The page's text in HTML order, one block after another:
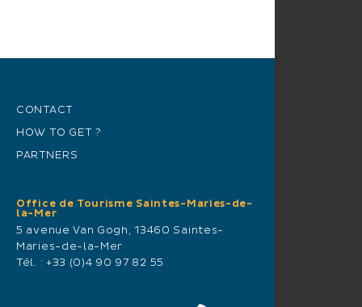
CONTACT
HOW TO GET ?
PARTNERS
Office de Tourisme Saintes-Maries-de-
la-Mer
5 avenue Van Gogh, 13460 Saintes-
Maries-de-la-Mer
Tél. : +33 (0)4 90 97 82 55